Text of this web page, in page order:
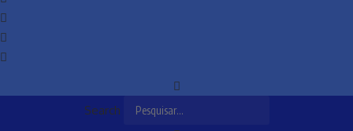
Search